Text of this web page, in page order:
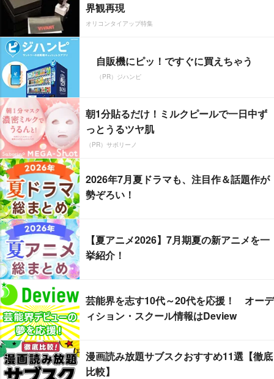
界観再現
オリコンタイアップ特集
自販機にピッ！ですぐに買えちゃう
（PR）ジハンピ
朝1分貼るだけ！ミルクピールで一日中ず
っとうるツヤ肌
（PR）サボリーノ
2026年7月夏ドラマも、注目作＆話題作が
勢ぞろい！
【夏アニメ2026】7月期夏の新アニメを一
挙紹介！
芸能界を志す10代～20代を応援！ オーデ
ィション・スクール情報はDeview
漫画読み放題サブスクおすすめ11選【徹底
比較】